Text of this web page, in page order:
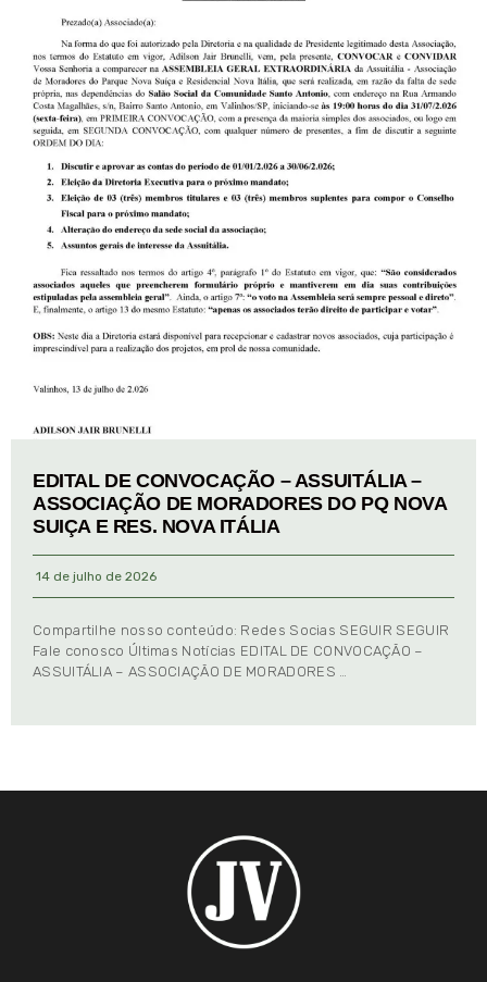
EDITAL DE CONVOCAÇÃO – ASSUITÁLIA –
ASSOCIAÇÃO DE MORADORES DO PQ NOVA
SUIÇA E RES. NOVA ITÁLIA
14 de julho de 2026
Compartilhe nosso conteúdo: Redes Socias SEGUIR SEGUIR
Fale conosco Últimas Notícias EDITAL DE CONVOCAÇÃO –
ASSUITÁLIA – ASSOCIAÇÃO DE MORADORES …